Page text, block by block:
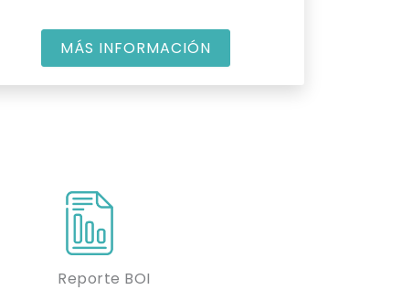
MÁS INFORMACIÓN
Reporte BOI